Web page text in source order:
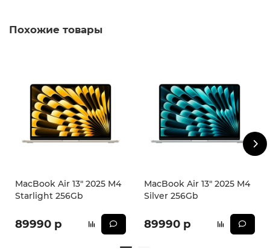
Модель Midnight (MW133) выполнена в классическом
надежный и функциональный помощник для работы и
развлечений, который сочетает в себе стиль,
производительность и качество.
The Future is here!
* - Актуальную стоимость и наличие товара, а также
порядок доставки и оплаты необходимо уточнять у
Похожие товары
MacBook Air 13" 2025 M4
Starlight 256Gb
89990 р
MacBook Air 13" 2025 M4
Silver 256Gb
89990 р